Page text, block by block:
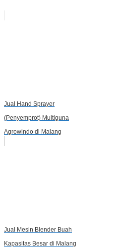
Jual Hand Sprayer
(Penyemprot) Multiguna
Agrowindo di Malang
Jual Mesin Blender Buah
Kapasitas Besar di Malang